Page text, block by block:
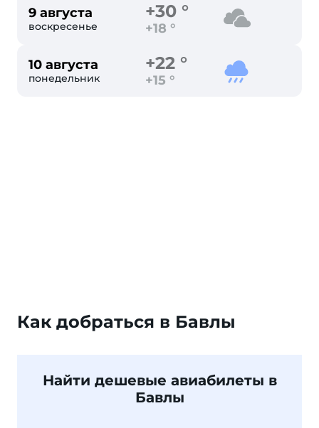
9 августа
воскресенье
+30 °
+18 °
10 августа
понедельник
+22 °
+15 °
Как добраться в Бавлы
Найти дешевые авиабилеты в
Бавлы